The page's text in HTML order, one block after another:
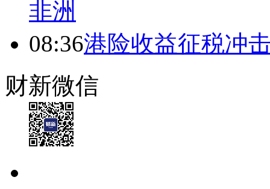
非洲
08:36港险收益征税冲
财新微信